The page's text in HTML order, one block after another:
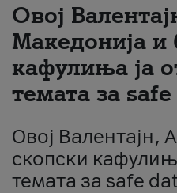
Овој
Македонија и
кафулиња ја
темата за
Овој Валентајн,
скопски
темата за safe